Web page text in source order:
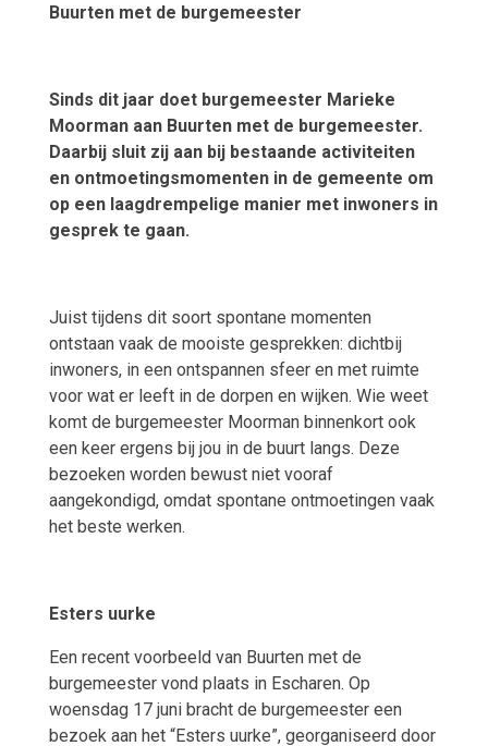
Buurten met de burgemeester
Sinds dit jaar doet burgemeester Marieke
Moorman aan Buurten met de burgemeester.
Daarbij sluit zij aan bij bestaande activiteiten
en ontmoetingsmomenten in de gemeente om
op een laagdrempelige manier met inwoners in
gesprek te gaan.
Juist tijdens dit soort spontane momenten
ontstaan vaak de mooiste gesprekken: dichtbij
inwoners, in een ontspannen sfeer en met ruimte
voor wat er leeft in de dorpen en wijken. Wie weet
komt de burgemeester Moorman binnenkort ook
een keer ergens bij jou in de buurt langs. Deze
bezoeken worden bewust niet vooraf
aangekondigd, omdat spontane ontmoetingen vaak
het beste werken.
Esters uurke
Een recent voorbeeld van Buurten met de
burgemeester vond plaats in Escharen. Op
woensdag 17 juni bracht de burgemeester een
bezoek aan het “Esters uurke”, georganiseerd door